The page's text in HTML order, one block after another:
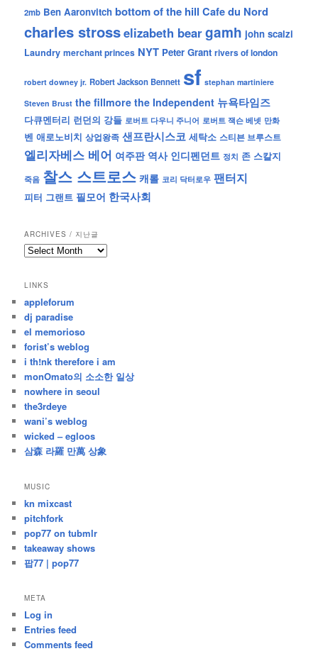
2mb Ben Aaronvitch bottom of the hill Cafe du Nord
charles strosselizabeth beargamh john scalzi
Laundry merchant princes NYT Peter Grant rivers of london
robert downey jr. Robert Jackson Bennett sf stephan martiniere
Steven Brust the fillmore the Independent 뉴욕타임즈
다큐멘터리 런던의 강들 로버트 다우니 주니어 로버트 잭슨 베넷 만화
벤 애로노비치 상업왕족 샌프란시스코 세탁소 스티븐 브루스트
엘리자베스 베어 여주판 역사 인디펜던트 정치 존 스칼지
죽음 찰스 스트로스 캐롤 코리 닥터로우 팬터지
피터 그랜트 필모어 한국사회
ARCHIVES / 지난글
archives
난
글
LINKS
appleforum
dj paradise
el memorioso
forist’s weblog
i th!nk therefore i am
monOmato의 소소한 일상
nowhere in seoul
the3rdeye
wani’s weblog
wicked – egloos
삼森 라羅 만萬 상象
MUSIC
kn mixcast
pitchfork
pop77 on tubmlr
takeaway shows
팝77 | pop77
META
Log in
Entries feed
Comments feed